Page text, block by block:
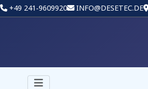
+49 241‑9609920 INFO@DESETEC.DE